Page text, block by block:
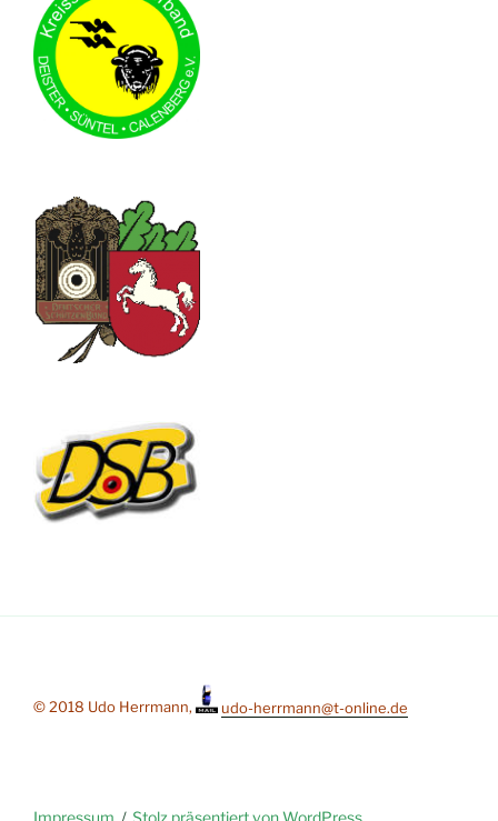
© 2018 Udo Herrmann, udo-herrmann@t-online.de
Impressum Stolz präsentiert von WordPress